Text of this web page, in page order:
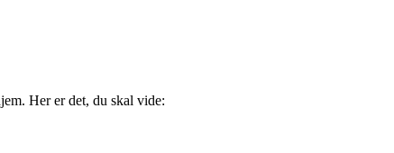
Her er det, du skal vide: